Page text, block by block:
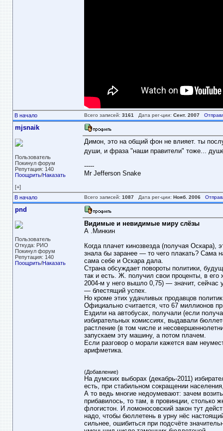
В начало Всего записей: 3161 Дата рег-ции: Сент. 2007
mjsnaik
Пользователь
Покинул форум
Репутация: 140
Поощрить/Наказать
[+]
Димон, это на общий фон не влияет. ты
души, и фраза "наши правители" тоже...
-----
Mr Jefferson Snake
В начало Всего записей: 1087Дата рег-ции: Нояб. 2006
pnd
Пользователь
Откуда: РИО
Покинул форум
Репутация: 140
Поощрить/Наказать
Видимые и невидимые миру слёзы
А .Минкин
Когда плачет кинозвезда (получая
знала бы заранее — то чего плакать? Сама
сама себе и Оскара дала.
Страна обсуждает повороты политики,
так и есть. Ж. получил свои проценты, в
2004-м у него вышло 0,75) — значит, сейчас
— блестящий успех.
Но кроме этих удачливых продавцов
Официально считается, что 67 миллионов
Ездили на автобусах, получали (если
избирательных комиссиях, выдавали
растление (в том числе и
запускаем эту машину, а потом плачем.
Если разговор о морали кажется вам
арифметика.
(Добавление)
На думских выборах (декабрь-2011)
есть, при стабильном сокращении
А то ведь многие недоумевают: зачем
прибавилось, то там, в провинции, столько
флогистон. И ломоносовский закон тут
надо, чтобы бюллетень в урну нёс
сильнее, ошибиться при подсчёте